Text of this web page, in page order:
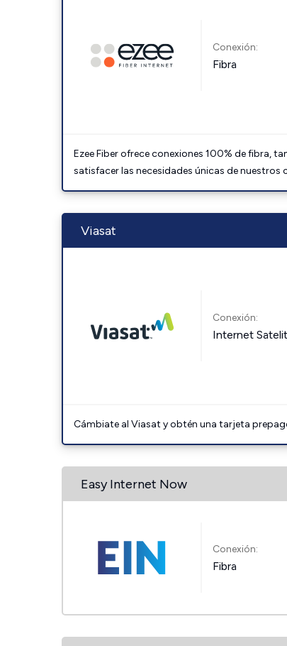
Conexión:
Fibra
Ezee Fiber ofrece conexiones 100% de fibra,
satisfacer las necesidades únicas de nuestros
Viasat
Conexión:
Internet
Cámbiate al Viasat y obtén una tarjeta
Easy Internet Now
Conexión:
Fibra